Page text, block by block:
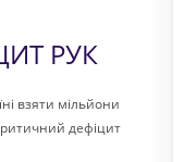
РУК
взяти мільйони
дефіцит